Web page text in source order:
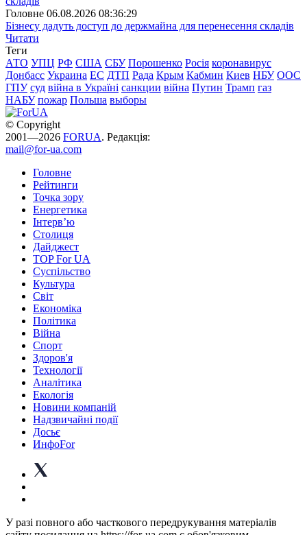
Головне 06.08.2026 08:36:29
Бізнесу дадуть доступ до держмайна для перенесення складів
Читати
Теги
АТО УПЦ РФ США СБУ Порошенко Росія коронавирус
Донбасс Украина ЕС ДТП Рада Крым Кабмин Киев НБУ ООС
ГПУ суд війна в Україні санкции війна Путин Трамп газ
НАБУ пожар Польша выборы
© Copyright
2001—2026 FORUA. Редакція:
mail@for-ua.com
Головне
Рейтинги
Точка зору
Енергетика
Інтерв’ю
Столиця
Дайджест
TOP For UA
Суспiльство
Культура
Світ
Економіка
Політика
Війна
Спорт
Здоров'я
Технології
Аналітика
Екологія
Новини компаній
Надзвичайні події
Досьє
ИнфоFor
У разі повного або часткового передрукування матеріалів